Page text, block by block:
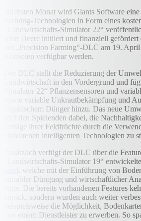
Nächsten Monat wird Giants Software
Farming-Technologien in Form eines
„Landwirtschafts-Simulator 22“
John Deere initiiert und finanziell
der „Precision Farming“-DLC am 19.
Konsolen verfügbar werden.
Der DLC stellt die Reduzierung der
Landwirtschaft in den Vordergrund und
Simulator 22“ Pflanzensensoren und
sowie variable Unkrautbekämpfung und
organischem Dünger hinzu. Das neue
hilft den Spielenden dabei, die
Erträge ihrer Feldfrüchte durch die
enthaltenen intelligenten Technologien zu
Zusätzlich verfügt der DLC über die
„Landwirtschafts-Simulator 19“
), welche mit der Einführung von
variabler Düngung und wirtschaftlicher
legte. Die bereits vorhandenen Features
zurück, sondern wurden auch weiter
beispielsweise die Möglichkeit,
von einem Dienstleister zu erwerben. So